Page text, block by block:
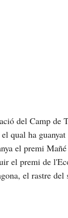
del Camp de
qual ha
el premi
el premi de
el rastre